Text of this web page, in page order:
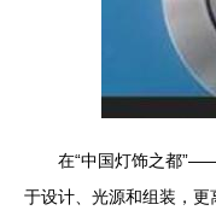
在“中国灯饰之都
于设计、光源和组装，